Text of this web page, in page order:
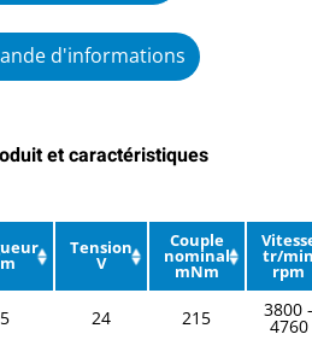
d'informations
et caractéristiques
Tension
V
Couple
nominal
mNm
tr/
rpm
24 215 3800
4760